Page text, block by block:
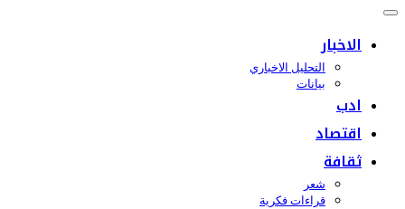
الاخبار
التحليل الاخباري
بيانات
ادب
اقتصاد
ثقافة
شعر
قراءات فكرية